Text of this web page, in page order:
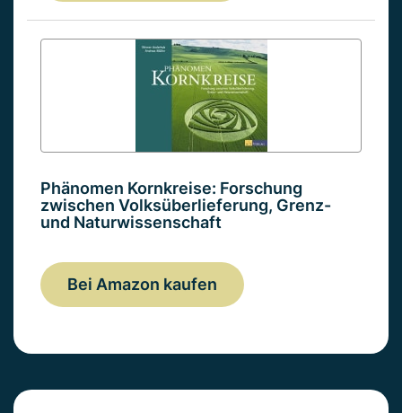
Phänomen Kornkreise: Forschung
zwischen Volksüberlieferung, Grenz-
und Naturwissenschaft
Bei Amazon kaufen